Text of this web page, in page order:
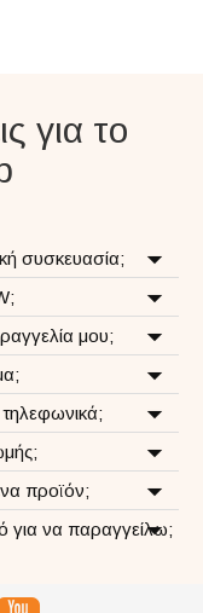
για το
συσκευασία;
μου;
προϊόν;
για να παραγγείλω;